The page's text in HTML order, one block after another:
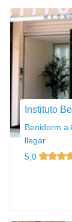
Instituto
Benidorm a
llegar
5,0